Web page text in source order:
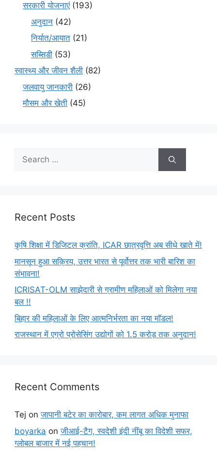
सरकारी योजनाएं(193)
अनुदान (42)
निर्यात/आयात (21)
सब्सिडी (53)
स्वास्थ्य और जीवन शैली (82)
जलवायु जानकारी (26)
मौसम और खेती (45)
Recent Posts
कृषि शिक्षा में डिजिटल क्रांति, ICAR छात्रवृत्ति अब सीधे खाते में!
मानसून हुआ सक्रिय, उत्तर भारत से पूर्वोत्तर तक भारी बारिश का
संभावना!
ICRISAT-OLM साझेदारी से ग्रामीण महिलाओं को मिलेगा नया
बल !!
बिहार की महिलाओं के लिए आत्मनिर्भरता का नया मॉडल!
राजस्थान में एग्रो प्रोसेसिंग उद्योगों को 1.5 करोड़ तक अनुदान!
Recent Comments
Tej onजापानी बटेर का कारोबार, कम लागत अधिक मुनाफा
boyarka onजीआई-टैग, स्वदेशी इंदी नींबू का विदेशी सफर,
ग्लोबल बाजार में नई पहचान!